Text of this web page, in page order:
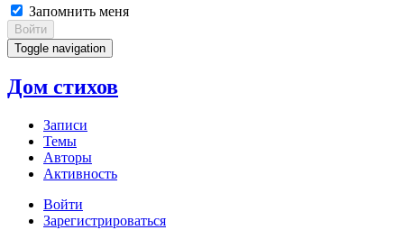
Запомнить меня
Войти
Toggle navigation
Дом стихов
Записи
Темы
Авторы
Активность
Войти
Зарегистрироваться